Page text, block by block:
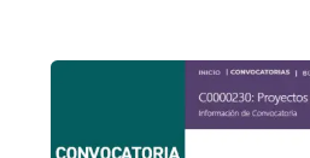
career breaks).